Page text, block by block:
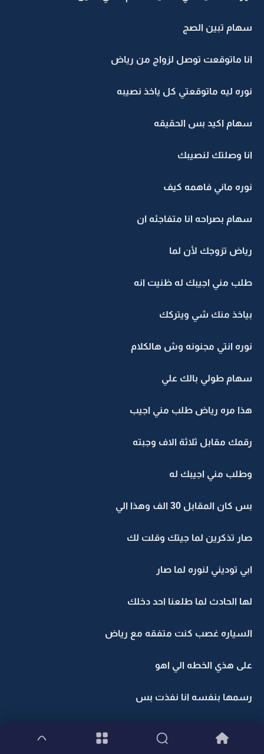
سهام تبين الصج
انا ماتوقعت توصل لزواج من رياض
نوره ليه ماتوقعتي كل ياخذ نصيبه
سهام اكيد بس الحقيقه
انا وصلتك لنصيبك
نوره ماني فاهمه كيف
سهام بصراحه انا متفاجئه ان
رياض تزوجك لأن لما
طلب مني اجيبك له ظنيت انه
بياخذ منك شي ويتركك
نوره انتي مجنونه وش هالكلام
سهام طولي بالك علي
هذا مره رياض طلب مني اجيب
رقمك مقابل ثلاثة الاف وجبته
وطلب مني اجيبك له
بس كان المقابل 30 الف وهذا الي
صار تذكرين لما جيتك وقلت لك
ابي توديني لنوره لما صار
لها الحادث لما طلعنا احد دخلك
السياره غصب كنت متفقه مع رياض
على هذي الخطه الي اهو
رسمها بنفسه انا نفذت بس